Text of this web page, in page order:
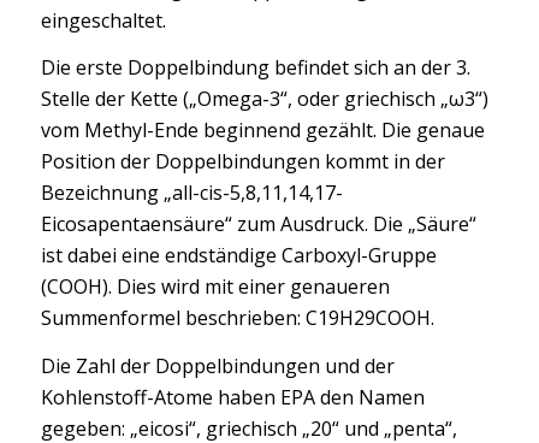
eingeschaltet.
Die erste Doppelbindung befindet sich an der 3.
Stelle der Kette („Omega-3“, oder griechisch „ω3“)
vom Methyl-Ende beginnend gezählt. Die genaue
Position der Doppelbindungen kommt in der
Bezeichnung „all-cis-5,8,11,14,17-
Eicosapentaensäure“ zum Ausdruck. Die „Säure“
ist dabei eine endständige Carboxyl-Gruppe
(COOH). Dies wird mit einer genaueren
Summenformel beschrieben: C19H29COOH.
Die Zahl der Doppelbindungen und der
Kohlenstoff-Atome haben EPA den Namen
gegeben: „eicosi“, griechisch „20“ und „penta“,